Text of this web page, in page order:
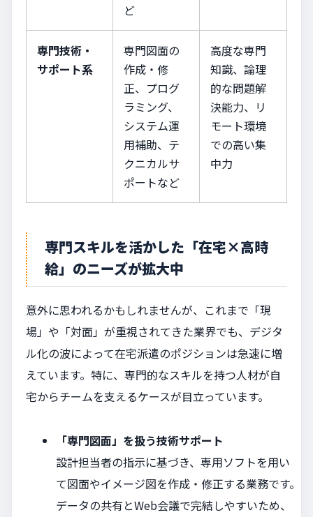
ど
専門技術・
サポート系
専門図面の
作成・修
正、プログ
ラミング、
システム運
用補助、テ
クニカルサ
ポートなど
高度な専門
知識、論理
的な問題解
決能力、リ
モート環境
での高い集
中力
専門スキルを活かした「在宅×高時
給」のニーズが拡大中
意外に思われるかもしれませんが、これまで「現
場」や「対面」が重視されてきた業界でも、デジタ
ル化の波によって在宅派遣のポジションは急速に増
えています。特に、専門的なスキルを持つ人材が自
宅からチームを支えるケースが目立っています。
「専門図面」を扱う技術サポート
設計担当者の指示に基づき、専用ソフトを用い
て図面やイメージ図を作成・修正する業務です。
データの共有とWeb会議で完結しやすいため、